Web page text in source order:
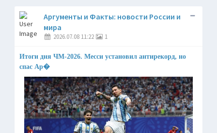
Аргументы и Факты: новости России и
мира
2026.07.08 11:22 1
Итоги дня ЧМ-2026. Месси установил антирекорд, но
спас Ар�